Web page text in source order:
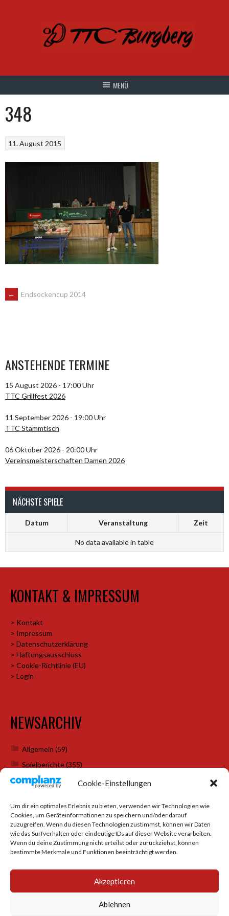
Cookie-Einstellungen
Um dir ein optimales Erlebnis zu bieten, verwenden wir Technologien wie
Cookies, um Geräteinformationen zu speichern und/oder darauf
zuzugreifen. Wenn du diesen Technologien zustimmst, können wir Daten
wie das Surfverhalten oder eindeutige IDs auf dieser Website verarbeiten.
Wenn du deine Zustimmung nicht erteilst oder zurückziehst, können
bestimmte Merkmale und Funktionen beeinträchtigt werden.
Akzeptieren
Ablehnen
348
11. August 2015
ARTIKEL-
← Endsockencup 2014
ANSTEHENDE TERMINE
15 August 2026 - 17:00 Uhr
TTC Grillfest 2026
11 September 2026 - 19:00 Uhr
TTC Stammtisch
06 Oktober 2026 - 20:00 Uhr
Vereinsmeisterschaften Damen 2026
NÄCHSTE SPIELE
Datum Veranstaltung Zeit
No data available in table
KONTAKT & IMPRESSUM
> Kontakt
> Impressum
> Datenschutzerklärung
> Haftungsausschluss
> Cookie-Richtlinie (EU)
> Login
NEWSARCHIV
Allgemein (59)
Spielberichte(355)
Weihnachtsfeiern(7)
SOCIAL MEDIA